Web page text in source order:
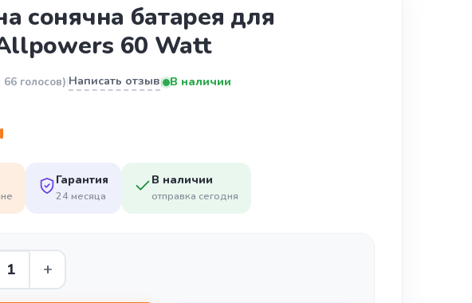
сонячна батарея для
60 Watt
66 голосов)|Написать отзыв| В наличии
Гарантия
24 месяца
В наличии
отправка сегодня